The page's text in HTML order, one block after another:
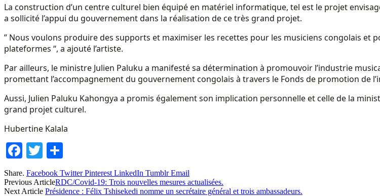
La construction d’un centre culturel bien équipé en matériel informatique, tel est le projet
a sollicité l’appui du gouvernement dans la réalisation de ce très grand projet.
” Nous voulons produire des supports et maximiser les recettes pour les musiciens congolais et
plateformes “, a ajouté l’artiste.
Par ailleurs, le ministre Julien Paluku a manifesté sa détermination à promouvoir l’industrie
promettant l’accompagnement du gouvernement congolais à travers le Fonds de promotion de
Aussi, Julien Paluku Kahongya a promis également son implication personnelle et celle de la
grand projet culturel.
Hubertine Kalala
Facebook
Twitter
Share. Facebook Twitter Pinterest LinkedIn Tumblr Email
Previous ArticleRDC/Covid-19: Trois nouvelles mesures actualisées.
Next Article Présidence : Félix Tshisekedi nomme un secrétaire général et trois ambassadeurs.